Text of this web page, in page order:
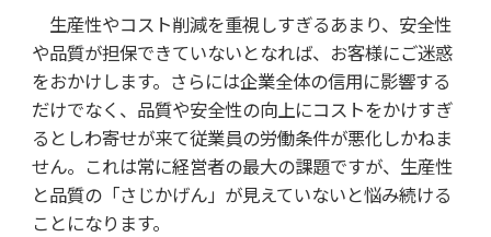
生産性やコスト削減を重視しすぎるあまり、安全性
や品質が担保できていないとなれば、お客様にご迷惑
をおかけします。さらには企業全体の信用に影響する
だけでなく、品質や安全性の向上にコストをかけすぎ
るとしわ寄せが来て従業員の労働条件が悪化しかねま
せん。これは常に経営者の最大の課題ですが、生産性
と品質の「さじかげん」が見えていないと悩み続ける
ことになります。